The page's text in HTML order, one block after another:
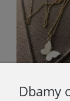
Dbamy